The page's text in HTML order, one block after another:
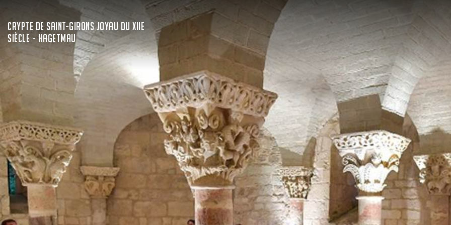
CRYPTE DE SAINT-GIRONS JOYAU DU XIIE
SIÈCLE - HAGETMAU